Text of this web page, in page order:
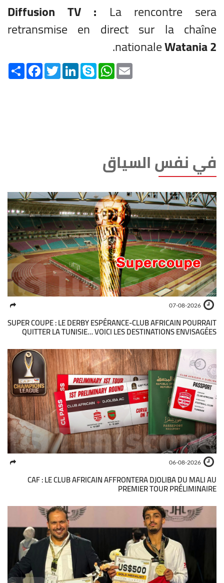
Diffusion TV : La rencontre sera
retransmise en direct sur la chaîne
nationaleWatania 2
.
Share FacebookTwitterLinkedInSkype WhatsApp
في نفس السياق
07-08-2026
SUPER COUPE : LE DERBY ESPÉRANCE-CLUB AFRICAIN POURRAIT
QUITTER LA TUNISIE… VOICI LES DESTINATIONS ENVISAGÉES
06-08-2026
CAF : LE CLUB AFRICAIN AFFRONTERA DJOLIBA DU MALI AU
PREMIER TOUR PRÉLIMINAIRE